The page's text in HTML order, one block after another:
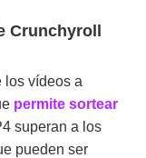
Crunchyroll
los vídeos a
permite sortear
superan a los
pueden ser